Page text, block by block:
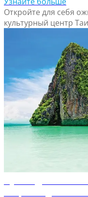
Откройте для себя
культурный центр